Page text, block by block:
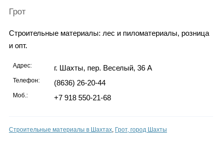
Грот
Строительные материалы: лес и пиломатериалы, розница
и опт.
Адрес: г. Шахты, пер. Веселый, 36 А
Телефон: (8636) 26-20-44
Моб.: +7 918 550-21-68
Строительные материалы в Шахтах, Грот, город Шахты